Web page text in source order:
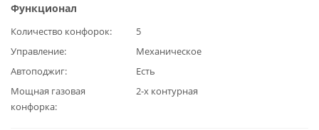
Функционал
Количество конфорок
5
Управление
Механическое
Автоподжиг
Есть
Мощная газовая
конфорка
2-х контурная